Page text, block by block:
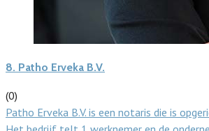
8. Patho Erveka B.V.
(0)
Patho Erveka B.V. is een notaris die is